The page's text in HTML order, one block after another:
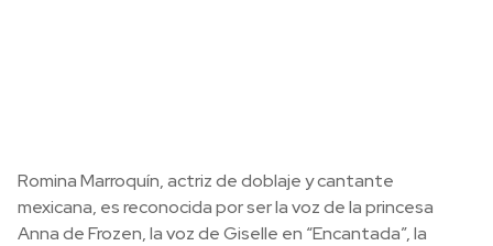
Romina Marroquín, actriz de doblaje y cantante
mexicana, es reconocida por ser la voz de la princesa
Anna de Frozen, la voz de Giselle en “Encantada”, la